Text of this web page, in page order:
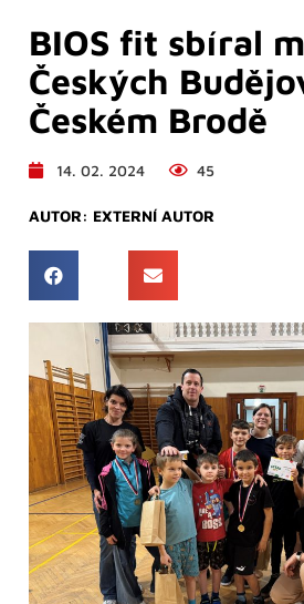
BIOS fit sbíral
Českých
Českém Brodě
14. 02. 2024 45
AUTOR: EXTERNÍ AUTOR